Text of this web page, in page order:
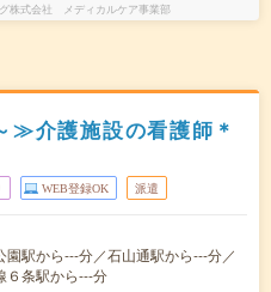
株式会社 メディカルケア事業部
介護施設の看護師＊
WEB登録OK 派遣
園駅から---分／石山通駅から---分／
６条駅から---分